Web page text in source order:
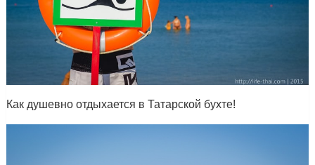
Как душевно отдыхается в Татарской бухте!